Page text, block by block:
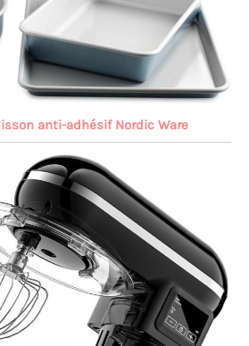
anti-adhésif Nordic Ware